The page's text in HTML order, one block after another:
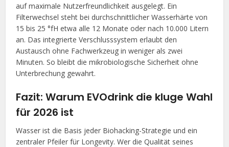
auf maximale Nutzerfreundlichkeit ausgelegt. Ein
Filterwechsel steht bei durchschnittlicher Wasserhärte von
15 bis 25 °fH etwa alle 12 Monate oder nach 10.000 Litern
an. Das integrierte Verschlusssystem erlaubt den
Austausch ohne Fachwerkzeug in weniger als zwei
Minuten. So bleibt die mikrobiologische Sicherheit ohne
Unterbrechung gewahrt.
Fazit: Warum EVOdrink die kluge Wahl
für 2026 ist
Wasser ist die Basis jeder Biohacking-Strategie und ein
zentraler Pfeiler für Longevity. Wer die Qualität seines